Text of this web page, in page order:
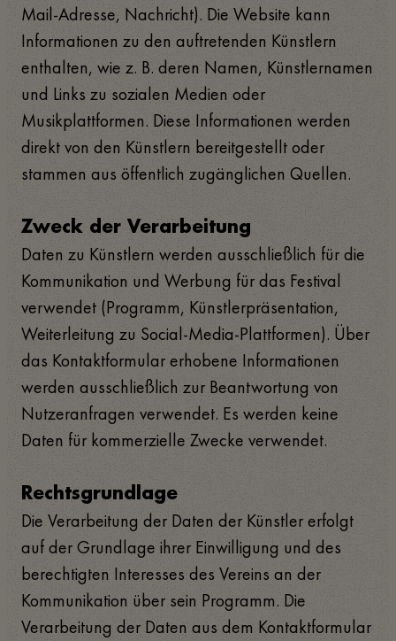
Mail-Adresse, Nachricht). Die Website kann
Informationen zu den auftretenden Künstlern
enthalten, wie z. B. deren Namen, Künstlernamen
und Links zu sozialen Medien oder
Musikplattformen. Diese Informationen werden
direkt von den Künstlern bereitgestellt oder
stammen aus öffentlich zugänglichen Quellen.
Zweck der Verarbeitung
Daten zu Künstlern werden ausschließlich für die
Kommunikation und Werbung für das Festival
verwendet (Programm, Künstlerpräsentation,
Weiterleitung zu Social-Media-Plattformen). Über
das Kontaktformular erhobene Informationen
werden ausschließlich zur Beantwortung von
Nutzeranfragen verwendet. Es werden keine
Daten für kommerzielle Zwecke verwendet.
Rechtsgrundlage
Die Verarbeitung der Daten der Künstler erfolgt
auf der Grundlage ihrer Einwilligung und des
berechtigten Interesses des Vereins an der
Kommunikation über sein Programm. Die
Verarbeitung der Daten aus dem Kontaktformular